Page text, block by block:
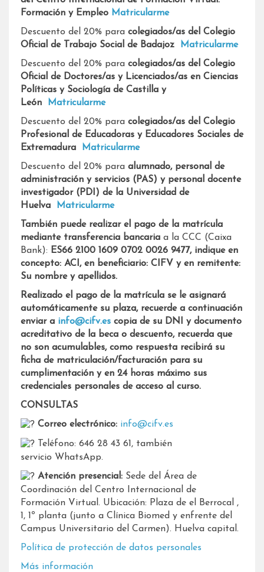
Formación y Empleo Matricularme
Descuento del 20% para colegiados/as del Colegio
Oficial de Trabajo Social de Badajoz
Matricularme
Descuento del 20% para colegiados/as del Colegio
Oficial de Doctores/as y Licenciados/as en Ciencias
Políticas y Sociología de Castilla y
León
Matricularme
Descuento del 20% para colegiados/as del Colegio
Profesional de Educadoras y Educadores Sociales de
Extremadura
Matricularme
Descuento del 20% para alumnado, personal de
administración y servicios (PAS) y personal docente
investigador (PDI) de la Universidad de
Huelva
Matricularme
También puede realizar el pago de la matrícula
mediante transferencia bancaria a la CCC (Caixa
Bank): ES66 2100 1609 0702 0026 9477, indique en
concepto: ACI, en beneficiario: CIFV y en remitente:
Su nombre y apellidos.
Realizado el pago de la matrícula se le asignará
automáticamente su plaza, recuerde a continuación
enviar a info@cifv.es copia de su DNI y documento
acreditativo de la beca o descuento, recuerda que
no son acumulables, como respuesta recibirá su
ficha de matriculación/facturación para su
cumplimentación y en 24 horas máximo sus
credenciales personales de acceso al curso.
CONSULTAS
Correo electrónico: info@cifv.es
Teléfono: 646 28 43 61, también
servicio WhatsApp.
Atención presencial: Sede del Área de
Coordinación del Centro Internacional de
Formación Virtual. Ubicación: Plaza de el Berrocal ,
1, 1º planta (junto a Clínica Biomed y enfrente del
Campus Universitario del Carmen). Huelva capital.
Política de protección de datos personales
Más información